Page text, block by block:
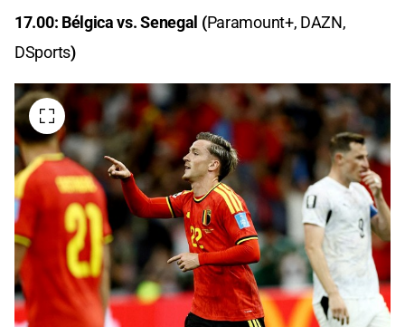
17.00: Bélgica vs. Senegal (Paramount+, DAZN,
DSports)